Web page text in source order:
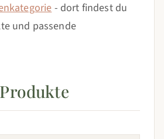
- dort findest du
und passende